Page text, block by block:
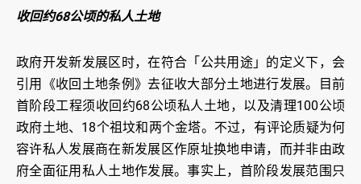
收回约68公顷的私人土地
政府开发新发展区时，在符合「公共用途」的定义下，会
引用《收回土地条例》去征收大部分土地进行发展。目前
首阶段工程须收回约68公顷私人土地，以及清理100公顷
政府土地、18个祖坟和两个金塔。不过，有评论质疑为何
容许私人发展商在新发展区作原址换地申请，而并非由政
府全面征用私人土地作发展。事实上，首阶段发展范围只